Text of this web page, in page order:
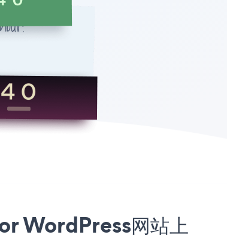
WordPress网站上